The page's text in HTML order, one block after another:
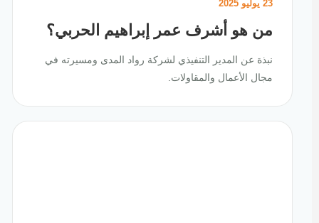
23 يوليو 2025
من هو أشرف عمر إبراهيم الحربي؟
نبذة عن المدير التنفيذي لشركة رواد المدى ومسيرته في
مجال الأعمال والمقاولات.